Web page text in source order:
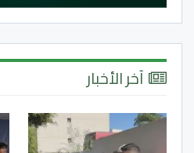
آخر الأخبار